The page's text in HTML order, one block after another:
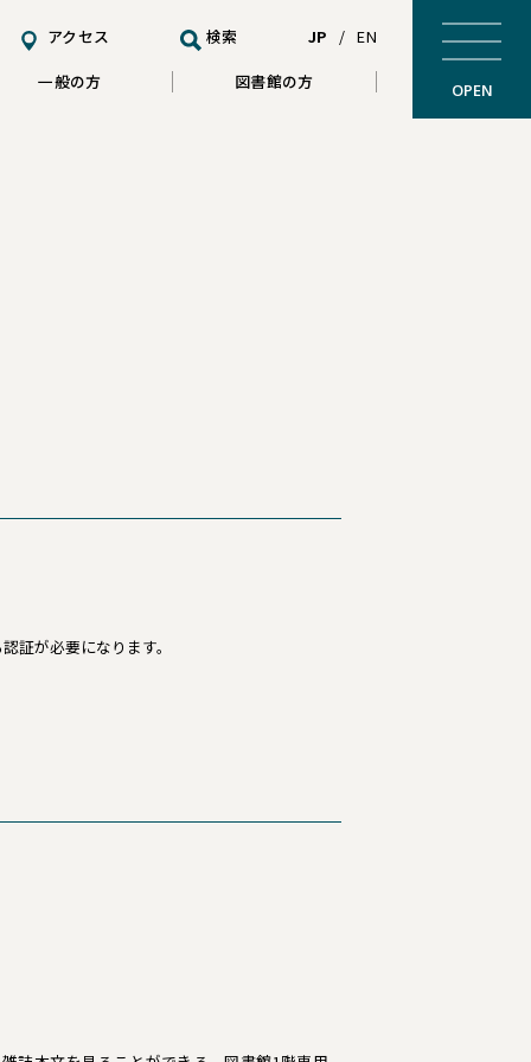
一般の方 図書館の方
アクセス 検索 JP / EN
OPEN
証が必要になります。